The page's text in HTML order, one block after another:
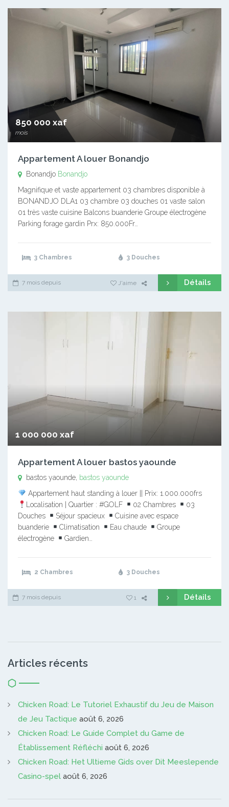
850 000 xaf
mois
Appartement A louer Bonandjo
Bonandjo Bonandjo
Magnifique et vaste appartement 03 chambres disponible à
BONANDJO DLA1 03 chambre 03 douches 01 vaste salon
01 très vaste cuisine Balcons buanderie Groupe électrogène
Parking forage gardin Prx: 850.000Fr…
3 Chambres 3 Douches
7 mois depuis J'aime Détails
1 000 000 xaf
Appartement A louer bastos yaounde
bastos yaounde, bastos yaounde
Appartement haut standing à louer || Prix: 1.000.000frs
Localisation | Quartier : #GOLF
02 Chambres
03
Douches
Séjour spacieux
Cuisine avec espace
buanderie
Climatisation Eau chaude
Groupe
électrogène
Gardien…
2 Chambres 3 Douches
7 mois depuis 1 Détails
Articles récents
Chicken Road: Le Tutoriel Exhaustif du Jeu de Maison
de Jeu Tactique août 6, 2026
Chicken Road: Le Guide Complet du Game de
Établissement Réfléchi août 6, 2026
Chicken Road: Het Ultieme Gids over Dit Meeslepende
Casino-spel août 6, 2026